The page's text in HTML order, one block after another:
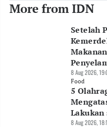
More from IDN
Setelah
8 Aug 2026,
Food
5
Lakukan
8 Aug 2026,